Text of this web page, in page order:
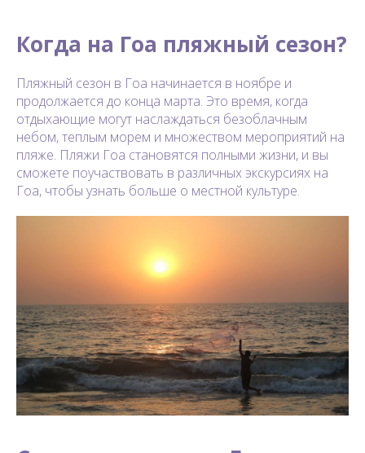
Когда на Гоа пляжный сезон?
Пляжный сезон в Гоа начинается в ноябре и
продолжается до конца марта. Это время, когда
отдыхающие могут наслаждаться безоблачным
небом, теплым морем и множеством мероприятий на
пляже. Пляжи Гоа становятся полными жизни, и вы
сможете поучаствовать в различных экскурсиях на
Гоа, чтобы узнать больше о местной культуре.